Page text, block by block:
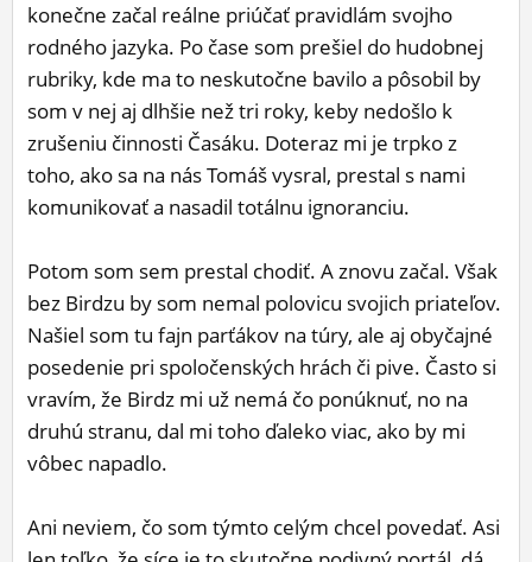
konečne začal reálne priúčať pravidlám svojho
rodného jazyka. Po čase som prešiel do hudobnej
rubriky, kde ma to neskutočne bavilo a pôsobil by
som v nej aj dlhšie než tri roky, keby nedošlo k
zrušeniu činnosti Časáku. Doteraz mi je trpko z
toho, ako sa na nás Tomáš vysral, prestal s nami
komunikovať a nasadil totálnu ignoranciu.
Potom som sem prestal chodiť. A znovu začal. Však
bez Birdzu by som nemal polovicu svojich priateľov.
Našiel som tu fajn parťákov na túry, ale aj obyčajné
posedenie pri spoločenských hrách či pive. Často si
vravím, že Birdz mi už nemá čo ponúknuť, no na
druhú stranu, dal mi toho ďaleko viac, ako by mi
vôbec napadlo.
Ani neviem, čo som týmto celým chcel povedať. Asi